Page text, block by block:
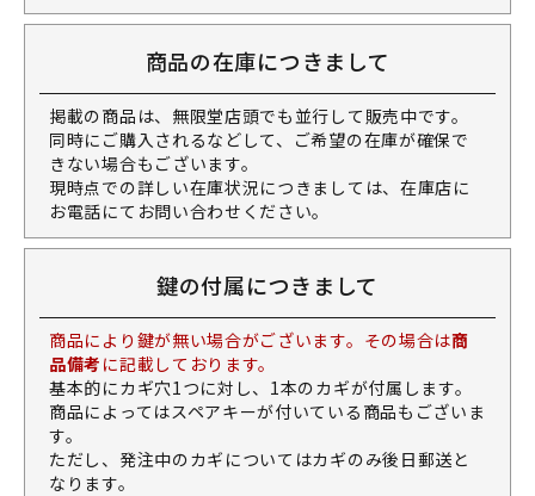
商品の在庫につきまして
掲載の商品は、無限堂店頭でも並行して販売中です。
同時にご購入されるなどして、ご希望の在庫が確保で
きない場合もございます。
現時点での詳しい在庫状況につきましては、在庫店に
お電話にてお問い合わせください。
鍵の付属につきまして
商品により鍵が無い場合がございます。その場合は商
品備考 に記載しております。
基本的にカギ穴1つに対し、1本のカギが付属します。
商品によってはスペアキーが付いている商品もございま
す。
ただし、発注中のカギについてはカギのみ後日郵送と
なります。